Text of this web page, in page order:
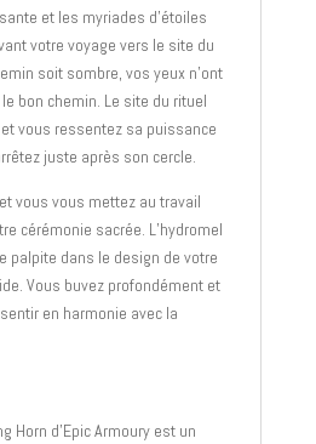
et les myriades d’étoiles
votre voyage vers le site du
soit sombre, vos yeux n’ont
bon chemin. Le site du rituel
vous ressentez sa puissance
juste après son cercle.
vous vous mettez au travail
cérémonie sacrée. L’hydromel
palpite dans le design de votre
Vous buvez profondément et
en harmonie avec la
Horn d’Epic Armoury est un